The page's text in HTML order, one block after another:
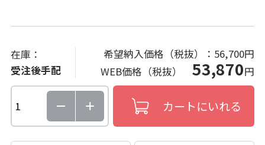
在庫：
受注後手配
希望納入価格（税抜）： 56,700円
WEB価格（税抜）53,870円